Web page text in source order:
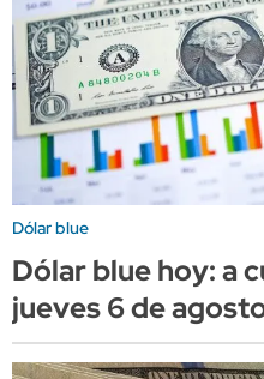
Dólar blue
Dólar blue hoy: a
jueves 6 de